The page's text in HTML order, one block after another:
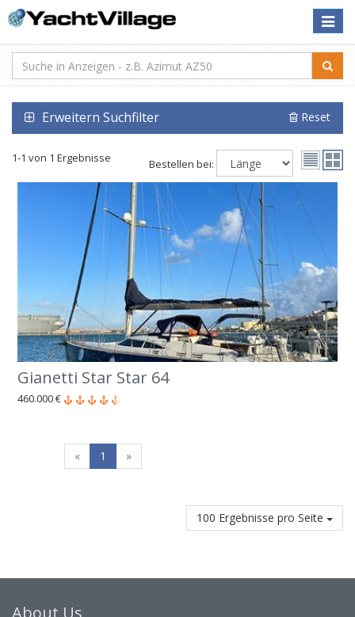
Toggle
Erweitern Suchfilter Reset
1-1 von 1 Ergebnisse Bestellen bei:
Gianetti Star Star 64
460.000 €
« 1 »
100 Ergebnisse pro Seite